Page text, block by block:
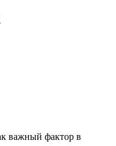
важный фактор в